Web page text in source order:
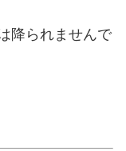
降られませんで